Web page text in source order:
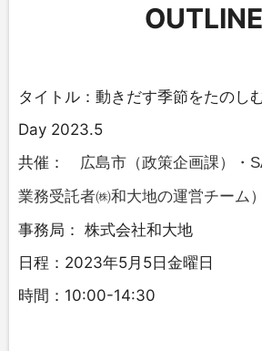
OUTLINE
タイトル：動きだす季節をたのし
Day 2023.5
共催： 広島市（政策企画課）・
業務受託者㈱和大地の運営チーム）
事務局： 株式会社和大地
日程：2023年5月5日金曜日
時間：10:00-14:30